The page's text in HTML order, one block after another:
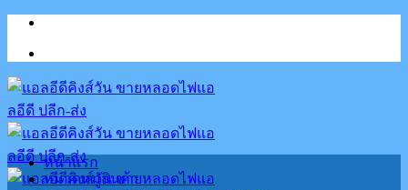
Skip
content
หน้าแรก
หมวดหมู่สินค้า